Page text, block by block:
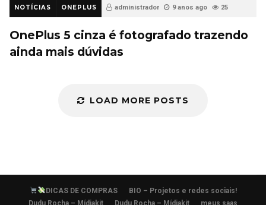
NOTÍCIAS ONEPLUS administrador 9 anos ago 25
OnePlus 5 cinza é fotografado trazendo
ainda mais dúvidas
LOAD MORE POSTS
DICAS DE COMPRAS
BIO – Projetos e redes sociais!
Dudu Rocha – Mídiakit
Dudu Rocha – Mídiakit meus saas